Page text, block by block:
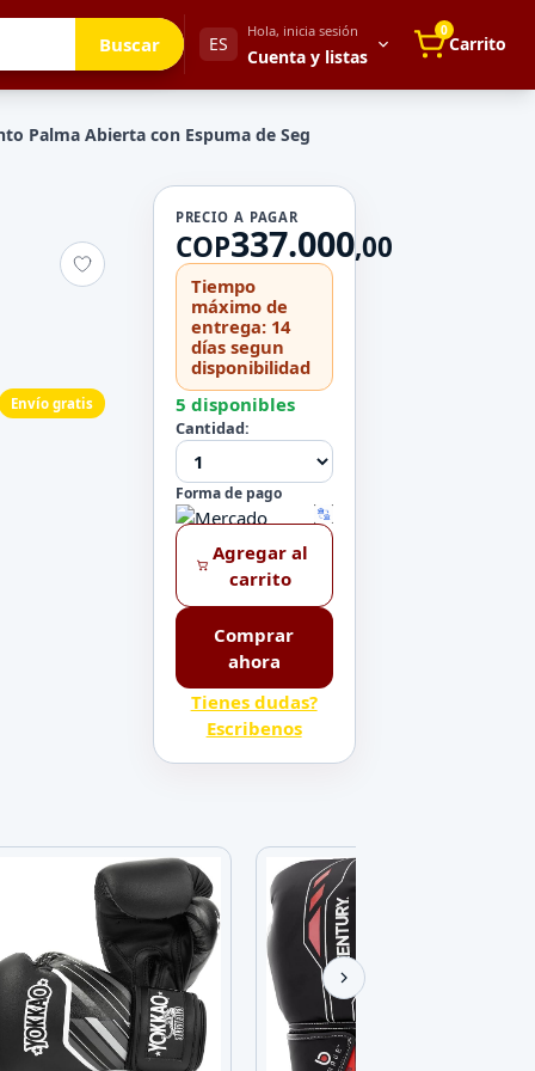
Buscar ES
Hola, inicia sesión
Cuenta y listas
después
Mis direcciones
Mis pedidos
Métodos de pago
Mi perfil
Configuración
0
Carrito
Palma Abierta con Espuma de Seg
Envío gratis
PRECIO A PAGAR
COP337.000,00
Tiempo
máximo de
entrega: 14
días segun
disponibilidad
5 disponibles
Cantidad:
Forma de pago
Agregar al
carrito
Comprar
ahora
Tienes dudas?
Escribenos